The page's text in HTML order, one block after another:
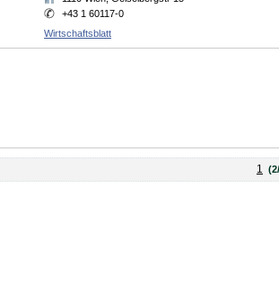
+43 1 60117-0
Wirtschaftsblatt
1